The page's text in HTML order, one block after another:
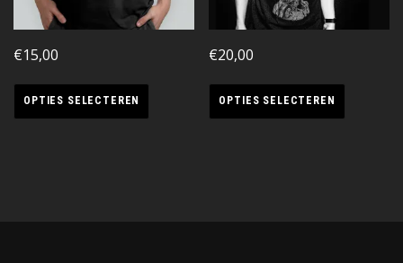
€15,00
OPTIES SELECTEREN
€20,00
OPTIES SELECTEREN